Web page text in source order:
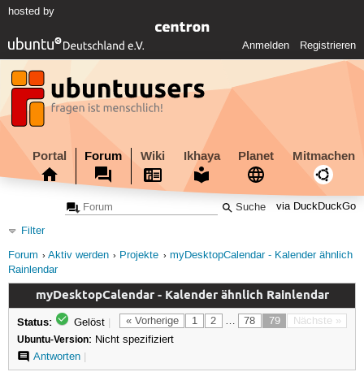
hosted by
Anmelden Registrieren
Portal Forum Wiki Ikhaya Planet Mitmachen
via DuckDuckGo
Filter
Forum
Aktiv werden Projekte
myDesktopCalendar - Kalender ähnlich
Rainlendar
myDesktopCalendar - Kalender ähnlich Rainlendar
« Vorherige 1 2 … 78 79 Nächste »
Status: Gelöst |
Ubuntu-Version: Nicht spezifiziert
Antworten|